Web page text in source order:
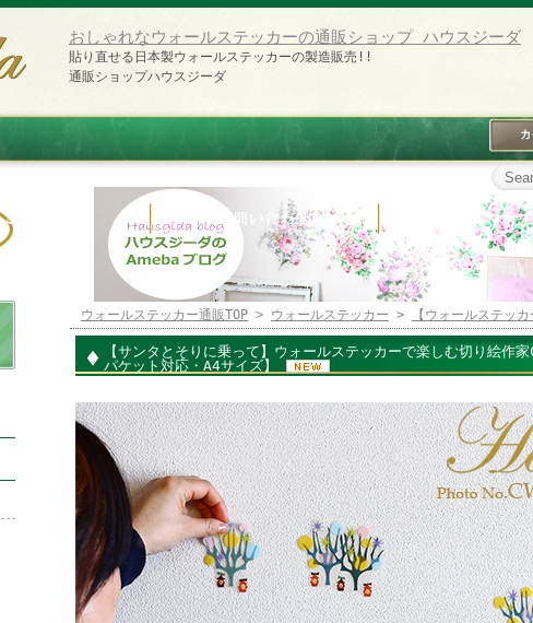
おしゃれなウォールステッカーの通販ショップ ハウスジーダ
貼り直せる日本製ウォールステッカーの製造販売!!
通販ショップハウスジーダ
ウォールステッカー通販TOP > ウォールステッカー > 【ウォールステッ
【サンタとそりに乗って】ウォールステッカーで楽しむ切り絵作
パケット対応・A4サイズ】